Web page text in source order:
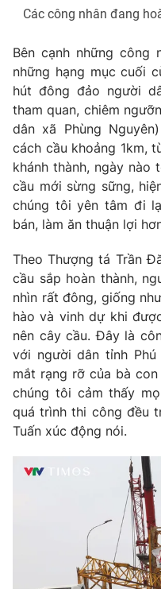
Các công nhân đang
Bên cạnh những công
những hạng mục cuối
hút đông đảo người
tham quan, chiêm
dân xã Phùng
cách cầu khoảng 1km,
khánh thành, ngày nào
cầu mới sừng sững,
chúng tôi yên tâm đi
bán, làm ăn thuận lợi
Theo Thượng tá Trần
cầu sắp hoàn thành,
nhìn rất đông, giống
hào và vinh dự khi
nên cây cầu. Đây là
với người dân tỉnh
mắt rạng rỡ của bà
chúng tôi cảm thấy
quá trình thi công đều
Tuấn xúc động nói.